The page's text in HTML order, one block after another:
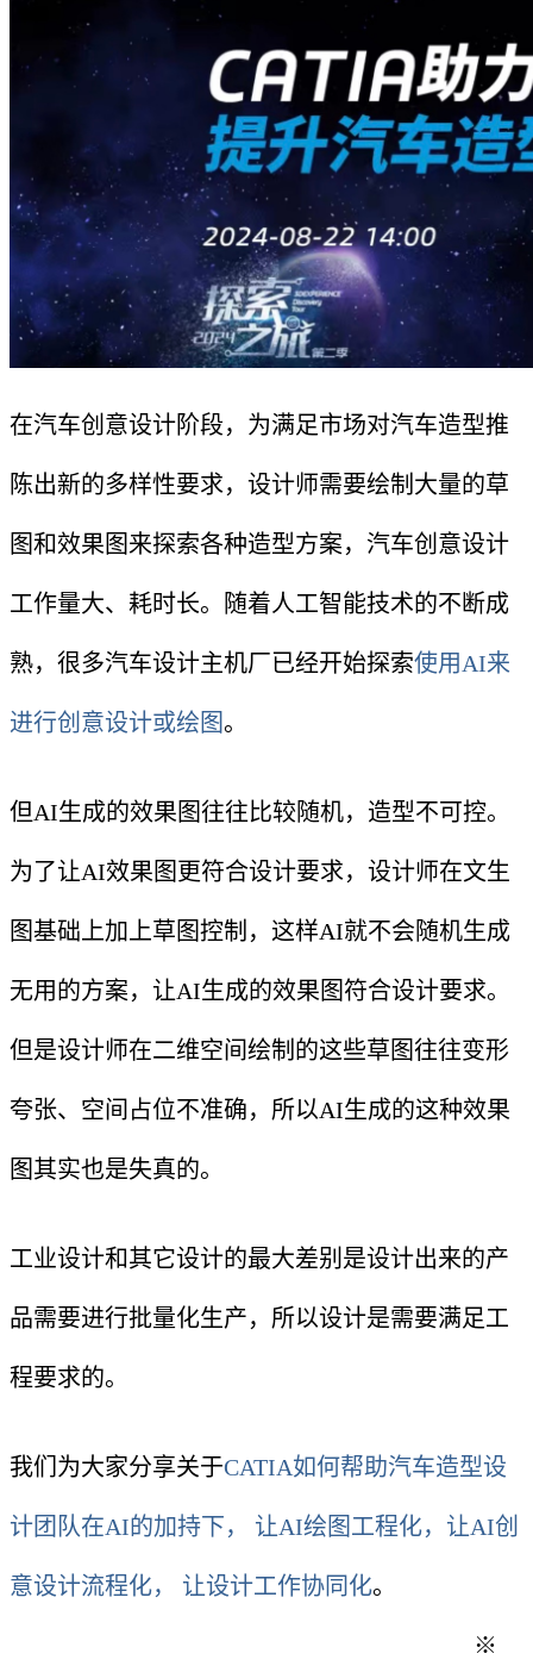
在汽车创意设计阶段，为满足市场对汽车造型推
陈出新的多样性要求，设计师需要绘制大量的草
图和效果图来探索各种造型方案，汽车创意设计
工作量大、耗时长。随着人工智能技术的不断成
熟，很多汽车设计主机厂已经开始探索使用AI来
进行创意设计或绘图。
但AI生成的效果图往往比较随机，造型不可控。
为了让AI效果图更符合设计要求，设计师在文生
图基础上加上草图控制，这样AI就不会随机生成
无用的方案，让AI生成的效果图符合设计要求。
但是设计师在二维空间绘制的这些草图往往变形
夸张、空间占位不准确，所以AI生成的这种效果
图其实也是失真的。
工业设计和其它设计的最大差别是设计出来的产
品需要进行批量化生产，所以设计是需要满足工
程要求的。
我们为大家分享关于CATIA如何帮助汽车造型设
计团队在AI的加持下， 让AI绘图工程化，让AI创
意设计流程化， 让设计工作协同化。
※